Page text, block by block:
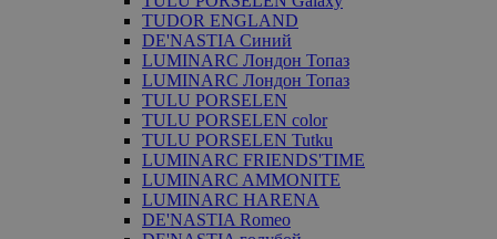
TUDOR ENGLAND
DE'NASTIA Синий
LUMINARC Лондон Топаз
LUMINARC Лондон Топаз
TULU PORSELEN
TULU PORSELEN color
TULU PORSELEN Tutku
LUMINARC FRIENDS'TIME
LUMINARC AMMONITE
LUMINARC HARENA
DE'NASTIA Romeo